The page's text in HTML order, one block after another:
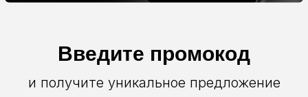
Введите промокод
и получите уникальное предложение